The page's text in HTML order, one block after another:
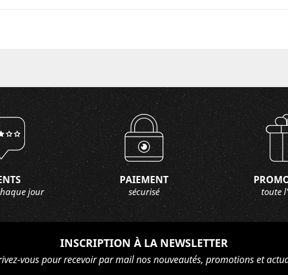
jour
PAIEMENT
sécurisé toute
INSCRIPTION À LA NEWSLETTER
vous pour recevoir par mail nos nouveautés, promotions et